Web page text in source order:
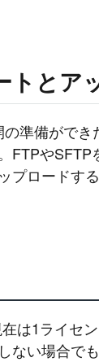
トとア
準備ができ
FTPやSFTP
プロードす
は1ライセ
ない場合で